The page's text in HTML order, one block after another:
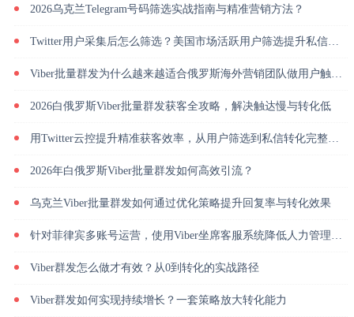
2026乌克兰Telegram号码筛选实战指南与精准营销方法？
Twitter用户采集后怎么筛选？美国市场活跃用户筛选提升私信回复率
Viber批量群发为什么越来越适合俄罗斯海外营销团队做用户触达？
2026白俄罗斯Viber批量群发获客全攻略，解决触达慢与转化低
用Twitter云控提升精准获客效率，从用户筛选到私信转化完整解析
2026年白俄罗斯Viber批量群发如何高效引流？
乌克兰Viber批量群发如何通过优化策略提升回复率与转化效果
针对菲律宾多账号运营，使用Viber坐席客服系统降低人力管理成本
Viber群发怎么做才有效？从0到转化的实战路径
Viber群发如何实现持续增长？一套策略放大转化能力